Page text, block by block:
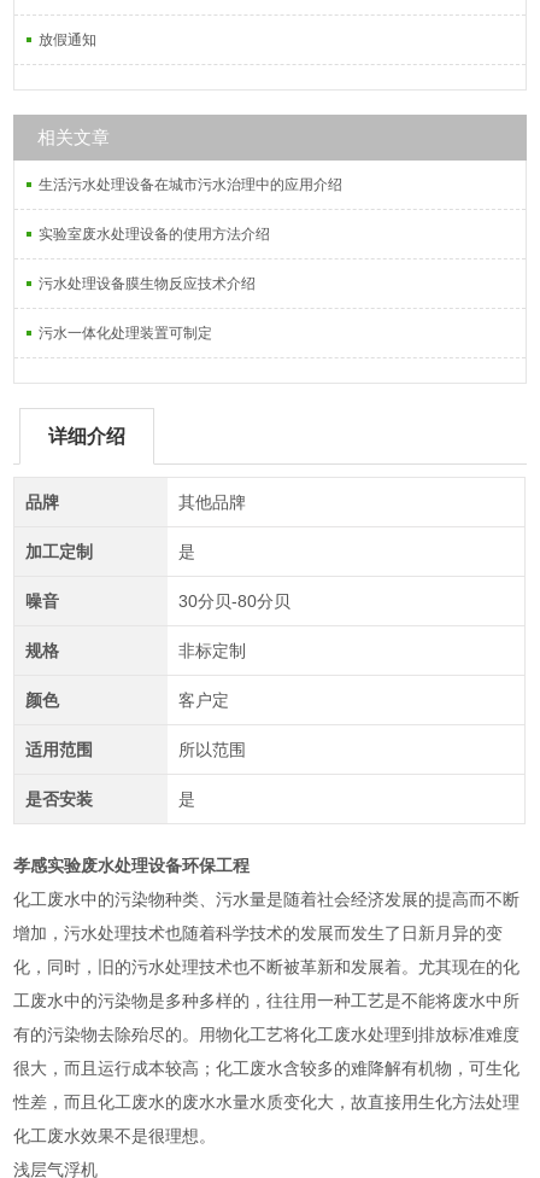
放假通知
相关文章
生活污水处理设备在城市污水治理中的应用介绍
实验室废水处理设备的使用方法介绍
污水处理设备膜生物反应技术介绍
污水一体化处理装置可制定
详细介绍
品牌 其他品牌
加工定制 是
噪音 30分贝-80分贝
规格 非标定制
颜色 客户定
适用范围 所以范围
是否安装 是
孝感实验废水处理设备环保工程
化工废水中的污染物种类、污水量是随着社会经济发展的提高而不断
增加，污水处理技术也随着科学技术的发展而发生了日新月异的变
化，同时，旧的污水处理技术也不断被革新和发展着。尤其现在的化
工废水中的污染物是多种多样的，往往用一种工艺是不能将废水中所
有的污染物去除殆尽的。用物化工艺将化工废水处理到排放标准难度
很大，而且运行成本较高；化工废水含较多的难降解有机物，可生化
性差，而且化工废水的废水水量水质变化大，故直接用生化方法处理
化工废水效果不是很理想。
浅层气浮机